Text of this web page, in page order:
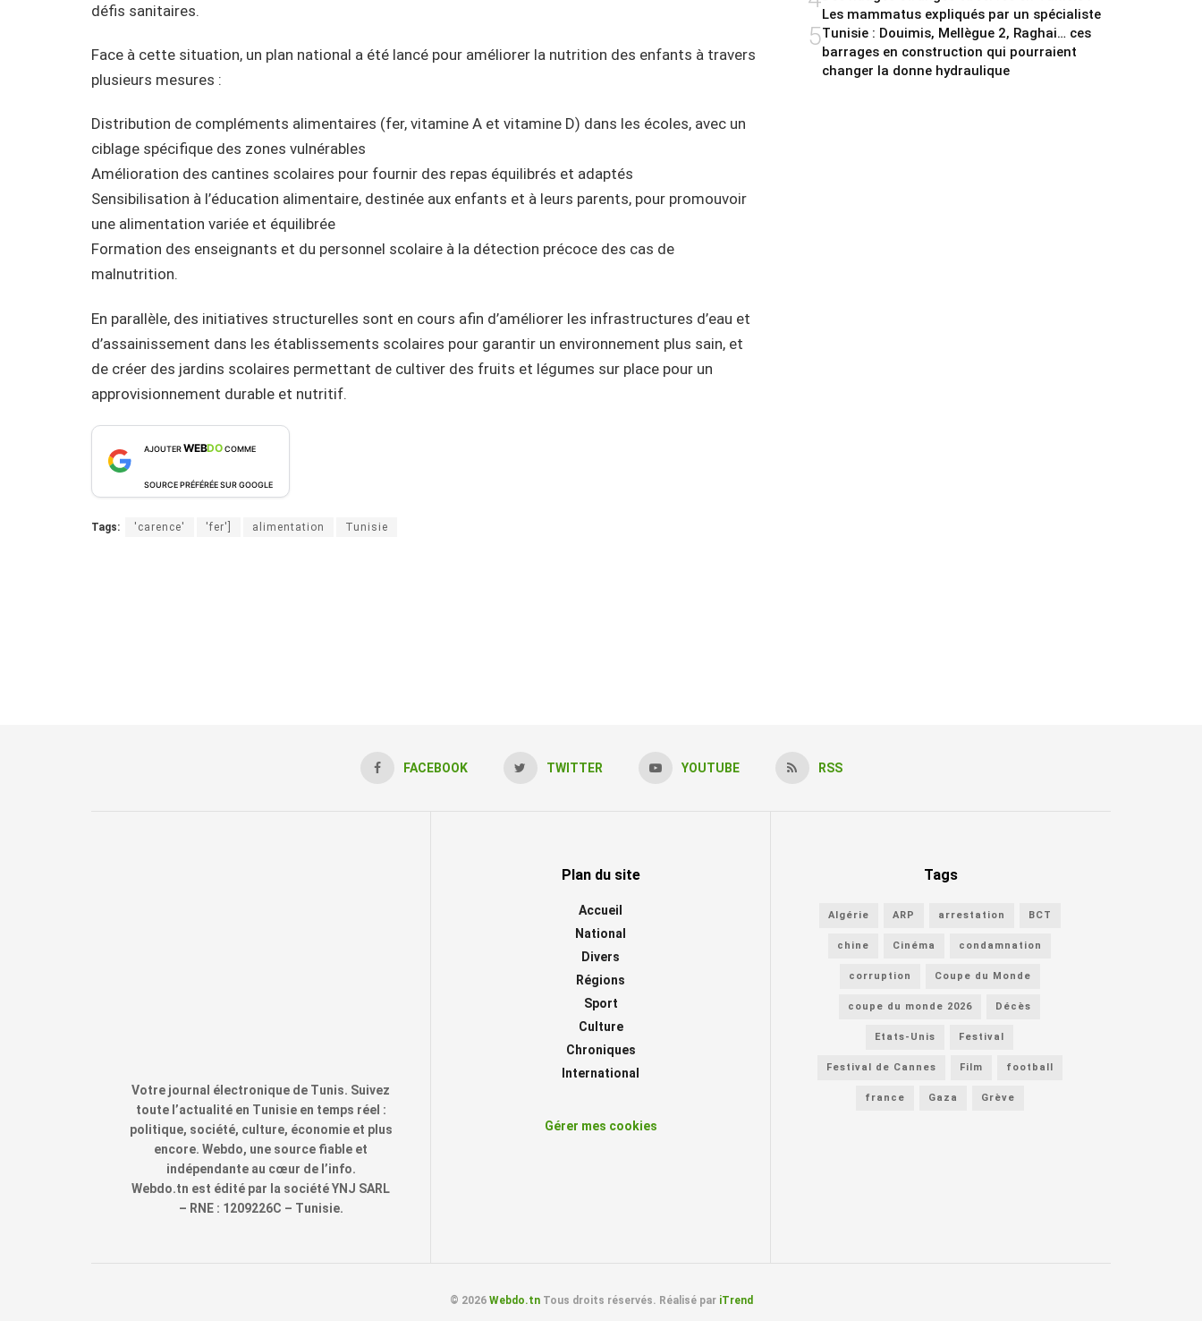
défis sanitaires.
Face à cette situation, un plan national a été lancé pour améliorer la nutrition des enfants à travers
plusieurs mesures :
Distribution de compléments alimentaires (fer, vitamine A et vitamine D) dans les écoles, avec un
ciblage spécifique des zones vulnérables
Amélioration des cantines scolaires pour fournir des repas équilibrés et adaptés
Sensibilisation à l’éducation alimentaire, destinée aux enfants et à leurs parents, pour promouvoir
une alimentation variée et équilibrée
Formation des enseignants et du personnel scolaire à la détection précoce des cas de
malnutrition.
En parallèle, des initiatives structurelles sont en cours afin d’améliorer les infrastructures d’eau et
d’assainissement dans les établissements scolaires pour garantir un environnement plus sain, et
de créer des jardins scolaires permettant de cultiver des fruits et légumes sur place pour un
approvisionnement durable et nutritif.
AJOUTERWEBDOCOMME
SOURCE PRÉFÉRÉE SUR GOOGLE
Tags: 'carence' 'fer'] alimentation Tunisie
Les mammatus expliqués par un spécialiste
5Tunisie : Douimis, Mellègue 2, Raghai… ces
barrages en construction qui pourraient
changer la donne hydraulique
FACEBOOK TWITTER YOUTUBE RSS
Votre journal électronique de Tunis. Suivez
toute l’actualité en Tunisie en temps réel :
politique, société, culture, économie et plus
encore. Webdo, une source fiable et
indépendante au cœur de l’info.
Webdo.tn est édité par la société YNJ SARL
– RNE : 1209226C – Tunisie.
Plan du site
Accueil
National
Divers
Régions
Sport
Culture
Chroniques
International
Gérer mes cookies
Tags
Algérie ARP arrestation BCT
chine Cinéma condamnation
corruption Coupe du Monde
coupe du monde 2026 Décès
Etats-Unis Festival
Festival de Cannes Film football
france Gaza Grève
© 2026 Webdo.tnTous droits réservés. Réalisé par iTrend